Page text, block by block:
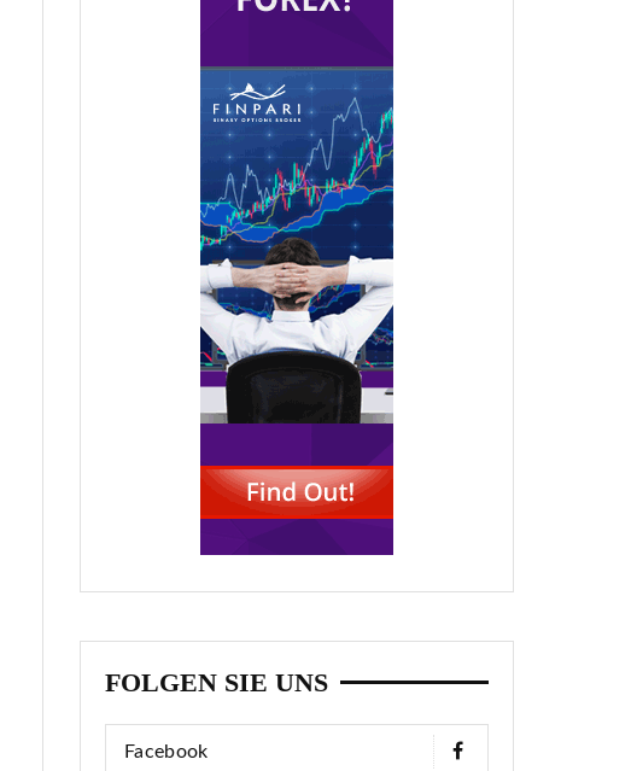
FOLGEN SIE UNS
Facebook